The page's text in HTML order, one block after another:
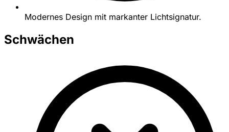
Modernes Design mit markanter Lichtsignatur.
Schwächen